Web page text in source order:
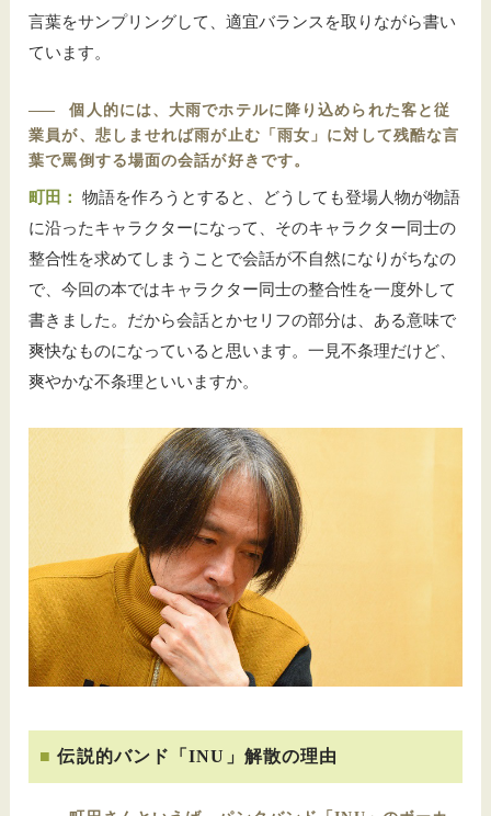
言葉をサンプリングして、適宜バランスを取りながら書い
ています。
――
個人的には、大雨でホテルに降り込められた客と従
業員が、悲しませれば雨が止む「雨女」に対して残酷な言
葉で罵倒する場面の会話が好きです。
町田：
物語を作ろうとすると、どうしても登場人物が物語
に沿ったキャラクターになって、そのキャラクター同士の
整合性を求めてしまうことで会話が不自然になりがちなの
で、今回の本ではキャラクター同士の整合性を一度外して
書きました。だから会話とかセリフの部分は、ある意味で
爽快なものになっていると思います。一見不条理だけど、
爽やかな不条理といいますか。
伝説的バンド「INU」解散の理由